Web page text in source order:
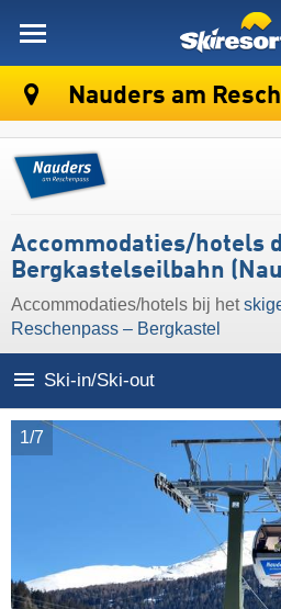
Nauders am
Accommodaties/hotels
Bergkastelseilbahn
Accommodaties/hotels bij het
Reschenpass – Bergkastel
Ski-in/Ski-out
1/7